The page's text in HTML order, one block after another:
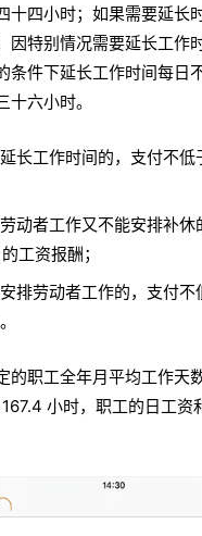
十四小时；如果需要延长
因特别情况需要延长工作
条件下延长工作时间每日
十六小时。
长工作时间的，支付不低
动者工作又不能安排补休
工资报酬；
排劳动者工作的，支付
的职工全年月平均工作天
小时，职工的日工资